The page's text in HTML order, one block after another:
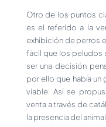
Otro de los puntos
es el referido a la
exhibición de perros
fácil que los peludos
ser una decisión
por ello que había un
viable. Así se
venta a través de
la presencia del